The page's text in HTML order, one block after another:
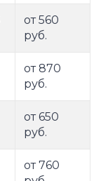
от 560
руб.
от 870
руб.
от 650
руб.
от 760